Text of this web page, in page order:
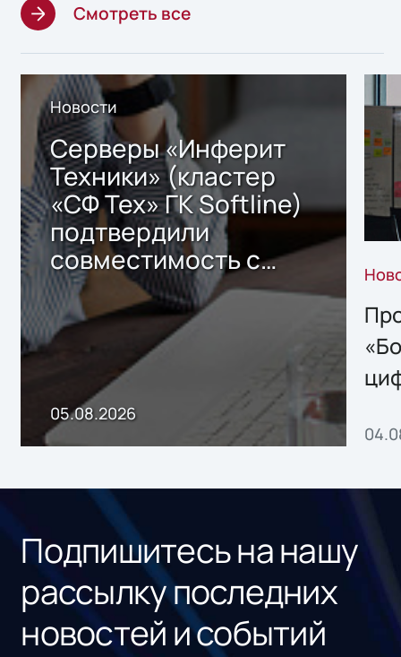
Смотреть все
Новости
Серверы «Инферит
Техники» (кластер
«СФ Тех» ГК Softline)
подтвердили
совместимость с
решением Sharx
Storage 2.x для
хранения данных
05.08.2026
Подпишитесь на нашу
рассылку последних
новостей и событий